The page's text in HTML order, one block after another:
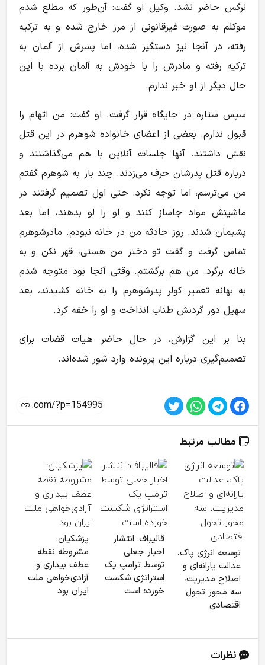
نرگس حاضر نشد. وکیل او گفت: آن‌طور که مطلع شدم
موکلم به صورت غیرقانونی از مرز خارج شده و به ترکیه
رفته، در آنجا نیز دستگیر شده، اما پسرش از آلمان به
ترکیه رفته و مادرش را با خودش به آلمان برده با این
حال دیگر از او خبر ندارم.
سپس ستاره در جایگاه قرار گرفت. او گفت: من اتهام را
قبول ندارم. بعضی از اعضای خانواده شوهرم در این قتل
نقش داشتند. آنها جلسات آنلاین با هم می‌گذاشتند و
درباره قتل پدرشان حرف می‌زدند. چند بار به شوهرم گفتم
من می‌ترسم، اما توجه نکرد. حتی اول تصمیم گرفتند در
ماشینش مواد جاساز کنند و او را لو بدهند، اما بعد
پشیمان شدند. روز حادثه من در خانه نبودم. مادرشوهرم
تماس گرفت و گفت تو دختر من هستی، قهر نکن و به
خانه برگرد. من هم برگشتم. وقتی آنجا بود متوجه شدم
به بهانه تعمیر کولر پدرشوهرم را به خانه کشیدند، بعد
سهیل دور گردنش طناب انداخت و او را خفه کرد.
بنا بر این گزارش، در حال حاضر هیات قضات برای
تصمیم‌گیری درباره این پرونده وارد شور شده‌اند.
مطالب مرتبط
توسعه انرژی پاک،
عدالت یارانه‌ای و
اصلاح مدیریت،
سه محور تحول
اقتصادی
قالیباف: انتشار
اخبار جعلی
توسط ترامپ یک
استراتژی شکست
خورده است
پزشکیان:
مشروطه نقطه
عطف بیداری و
آزادی‌خواهی ملت
ایران بود
نظرات